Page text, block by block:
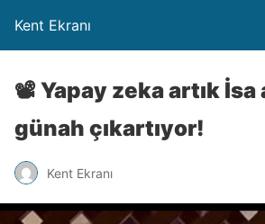
Kent Ekranı
📽️ Yapay zeka artık İsa
günah çıkartıyor!
Kent Ekranı